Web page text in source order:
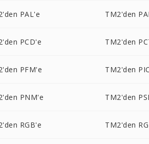
PAL'e TM2'den
PCD'e TM2'den
PFM'e TM2'den
PNM'e TM2'den
RGB'e TM2'den